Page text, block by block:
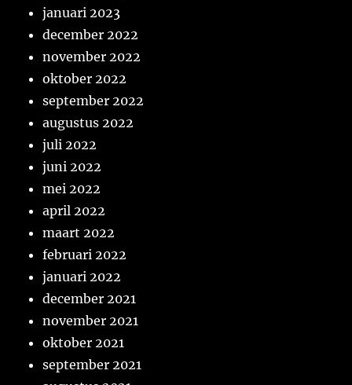
januari 2023
december 2022
november 2022
oktober 2022
september 2022
augustus 2022
juli 2022
juni 2022
mei 2022
april 2022
maart 2022
februari 2022
januari 2022
december 2021
november 2021
oktober 2021
september 2021